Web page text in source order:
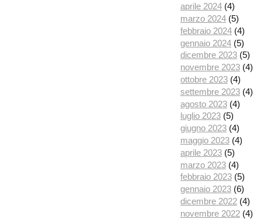
aprile 2024 (4)
marzo 2024 (5)
febbraio 2024 (4)
gennaio 2024 (5)
dicembre 2023 (5)
novembre 2023 (4)
ottobre 2023 (4)
settembre 2023 (4)
agosto 2023 (4)
luglio 2023 (5)
giugno 2023 (4)
maggio 2023 (4)
aprile 2023 (5)
marzo 2023 (4)
febbraio 2023 (5)
gennaio 2023 (6)
dicembre 2022 (4)
novembre 2022 (4)